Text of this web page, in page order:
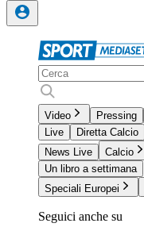
Video Pressing
Live
Diretta Calcio
News Live
Calcio
Un libro a settimana
Speciali Europei
Seguici anche su